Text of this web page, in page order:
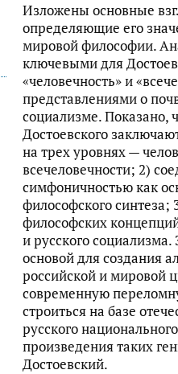
Изложены основные
определяющие его
мировой философии.
ключевыми для
«человечность» и
представлениями о
социализме. Показано,
Достоевского
на трех уровнях —
всечеловечности; 2)
симфоничностью как
философского синтеза;
философских
и русского
основой для создания
российской и мировой
современную
строиться на базе
русского
произведения таких
Достоевский.